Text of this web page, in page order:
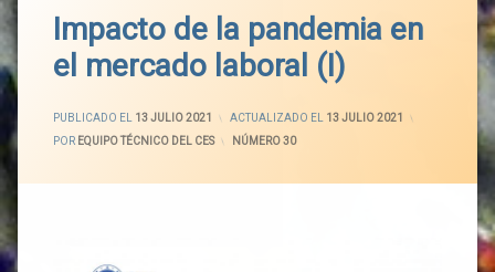
Impacto de la pandemia en
el mercado laboral (I)
PUBLICADO EL 13 JULIO 2021 ACTUALIZADO EL 13 JULIO 2021
POR EQUIPO TÉCNICO DEL CES CATEGORÍAS:
NÚMERO 30